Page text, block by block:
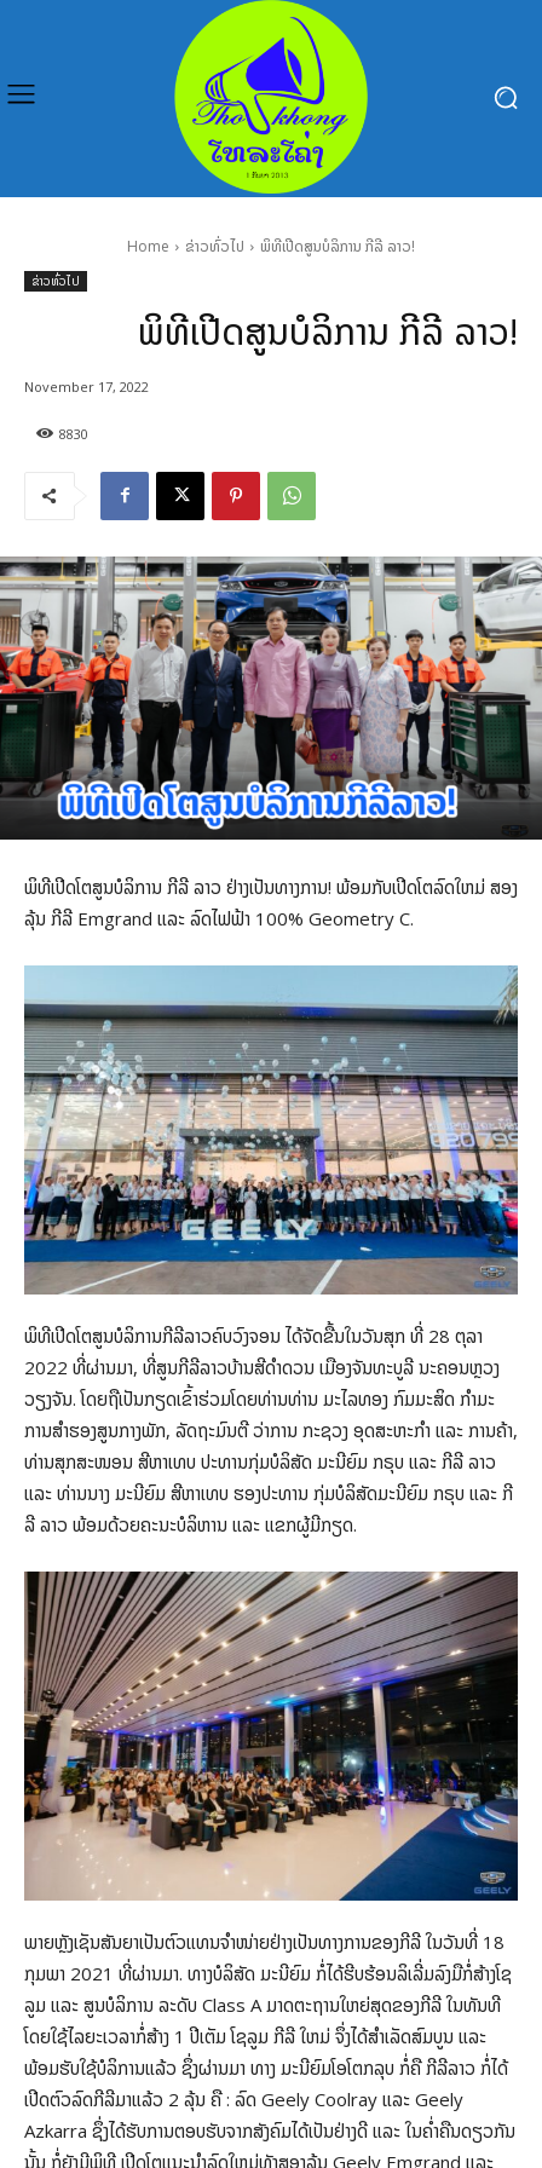
Home ຂ່າວທົ່ວໄປ ພິທີເປີດສູນບໍລິການ ກີລີ ລາວ!
ຂ່າວທົ່ວໄປ
ພິທີເປີດສູນບໍລິການ ກີລີ ລາວ!
8830
November 17, 2022
ພິທີເປີດໂຕສູນບໍລິການ ກີລີ ລາວ ຢ່າງເປັນທາງການ! ພ້ອມກັບເປີດໂຕລົດໃຫມ່ ສອງ
ລຸ້ນ ກີລີ Emgrand ແລະ ລົດໄຟຟ້າ 100% Geometry C.
ພິທີເປີດໂຕສູນບໍລິການກີລີລາວຄົບວົງຈອນ ໄດ້ຈັດຂື້ນໃນວັນສຸກ ທີ່ 28 ຕຸລາ
2022 ທີ່ຜ່ານມາ, ທີ່ສູນກີລີລາວບ້ານສີດຳດວນ ເມືອງຈັນທະບູລີ ນະຄອນຫຼວງ
ວຽງຈັນ. ໂດຍຖືເປັນກຽດເຂົ້າຮ່ວມໂດຍທ່ານທ່ານ ມະໄລທອງ ກົມມະສິດ ກໍາມະ
ການສໍາຮອງສູນກາງພັກ, ລັດຖະມົນຕີ ວ່າການ ກະຊວງ ອຸດສະຫະກໍາ ແລະ ການຄ້າ,
ທ່ານສຸກສະໜອນ ສີຫາເທບ ປະທານກຸ່ມບໍລິສັດ ມະນີຍົມ ກຣຸບ ແລະ ກີລີ ລາວ
ແລະ ທ່ານນາງ ມະນີຍົມ ສີຫາເທບ ຮອງປະທານ ກຸ່ມບໍລິສັດມະນີຍົມ ກຣຸບ ແລະ ກີ
ລີ ລາວ ພ້ອມດ້ວຍຄະນະບໍລິຫານ ແລະ ແຂກຜູ້ມີກຽດ.
ພາຍຫຼັງເຊັນສັນຍາເປັນຕົວແທນຈຳໜ່າຍຢ່າງເປັນທາງການຂອງກີລີ ໃນວັນທີ່ 18
ກຸມພາ 2021 ທີ່ຜ່ານມາ. ທາງບໍລິສັດ ມະນີຍົມ ກໍ່ໄດ້ຮີບຮ້ອນລິເລີ່ມລົງມືກໍ່ສ້າງໂຊ
ລູມ ແລະ ສູນບໍລິການ ລະດັບ Class A ມາດຕະຖານໃຫຍ່ສຸດຂອງກີລີ ໃນທັນທີ
ໂດຍໃຊ້ໄລຍະເວລາກໍ່ສ້າງ 1 ປີເຕັມ ໂຊລູມ ກີລີ ໃຫມ່ ຈຶ່ງໄດ້ສຳເລັດສົມບູນ ແລະ
ພ້ອມຮັບໃຊ້ບໍລິການແລ້ວ ຊຶ່ງຜ່ານມາ ທາງ ມະນີຍົມໂອໂຕກລຸບ ກໍ່ຄື ກີລີລາວ ກໍ່ໄດ້
ເປີດຕົວລົດກີລີມາແລ້ວ 2 ລຸ້ນ ຄື : ລົດ Geely Coolray ແລະ Geely
Azkarra ຊຶ່ງໄດ້ຮັບການຕອບຮັບຈາກສັງຄົມໄດ້ເປັນຢ່າງດີ ແລະ ໃນຄ່ຳຄືນດຽວກັນ
ນັ້ນ ກໍ່ຍັງມີພິທີ ເປີດໂຕແນະນຳລົດໃຫມ່ທັງສອງລຸ້ນ Geely Emgrand ແລະ